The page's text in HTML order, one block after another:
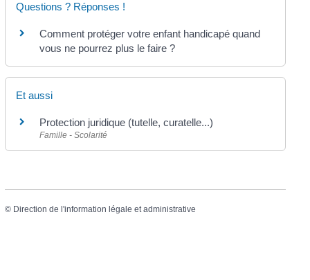
Questions ? Réponses !
Comment protéger votre enfant handicapé quand
vous ne pourrez plus le faire ?
Et aussi
Protection juridique (tutelle, curatelle...)
Famille - Scolarité
© Direction de l'information légale et administrative